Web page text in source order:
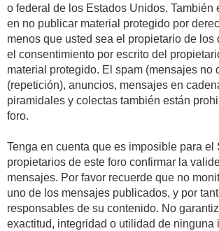
o federal de los Estados Unidos. También
en no publicar material protegido por
menos que usted sea el propietario de los
el consentimiento por escrito del
material protegido. El spam (mensajes no
(repetición), anuncios, mensajes en
piramidales y colectas también están
foro.
Tenga en cuenta que es imposible para el
propietarios de este foro confirmar la
mensajes. Por favor recuerde que no
uno de los mensajes publicados, y por
responsables de su contenido. No
exactitud, integridad o utilidad de ninguna